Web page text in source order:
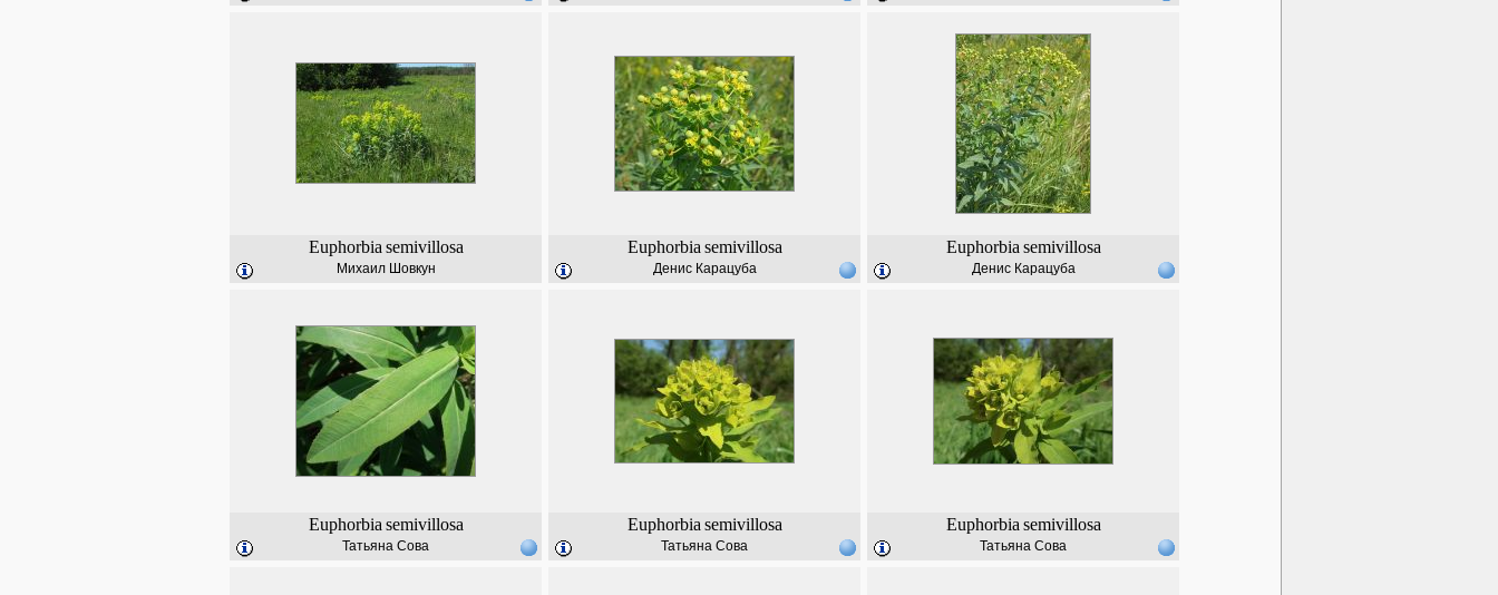
Euphorbia semivillosa
Михаил Шовкун
Euphorbia semivillosa
Денис Карацуба
Euphorbia semivillosa
Денис Карацуба
Euphorbia semivillosa
Татьяна Сова
Euphorbia semivillosa
Татьяна Сова
Euphorbia semivillosa
Татьяна Сова